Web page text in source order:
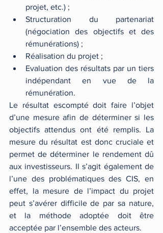
projet, etc.) ;
Structuration du partenariat
(négociation des objectifs et des
rémunérations) ;
Réalisation du projet ;
Evaluation des résultats par un tiers
indépendant en vue de la
rémunération.
Le résultat escompté doit faire l’objet
d’une mesure afin de déterminer si les
objectifs attendus ont été remplis. La
mesure du résultat est donc cruciale et
permet de déterminer le rendement dû
aux investisseurs. Il s’agit également de
l’une des problématiques des CIS, en
effet, la mesure de l’impact du projet
peut s’avérer difficile de par sa nature,
et la méthode adoptée doit être
acceptée par l’ensemble des acteurs.